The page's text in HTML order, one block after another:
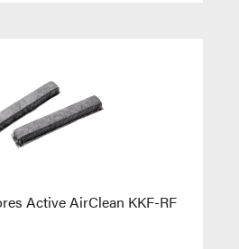
Active AirClean KKF-RF